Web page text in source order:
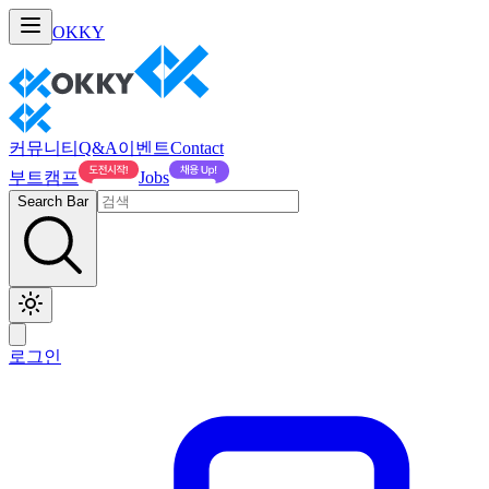
OKKY
커뮤니티 Q&A이벤트Contact
부트캠프
Jobs
Search Bar
로그인